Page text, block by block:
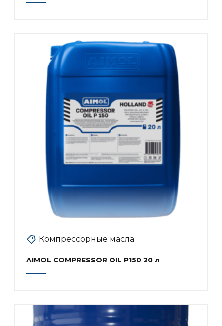
Компрессорные масла
AIMOL COMPRESSOR OIL P150 20 л